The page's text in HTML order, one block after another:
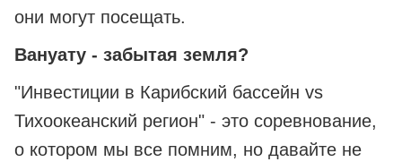
они могут посещать.
Вануату - забытая земля?
"Инвестиции в Карибский бассейн vs
Тихоокеанский регион" - это соревнование,
о котором мы все помним, но давайте не